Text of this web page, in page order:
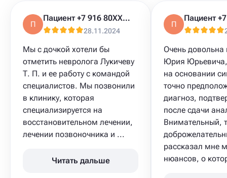
П
Пациент +7 916 80XXXXX
28.11.2024
Мы с дочкой хотели бы
отметить невролога Лукичеву
Т. П. и ее работу с командой
специалистов. Мы позвонили
в клинику, которая
специализируется на
восстановительном лечении,
лечении позвоночника и ...
Читать дальше
П
Очень
Юрия
на основании
точно
диагноз,
после сдачи
Внимательный,
рассказал мне
нюансов, о